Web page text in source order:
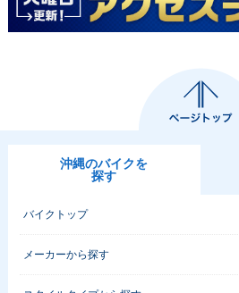
沖縄のバイクを
探す
バイクトップ
メーカーから探す